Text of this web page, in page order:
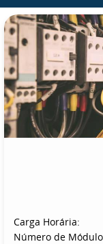
Carga Horária:
Número de